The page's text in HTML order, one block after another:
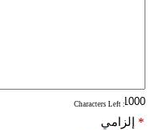
: Characters Left
إلزامي *